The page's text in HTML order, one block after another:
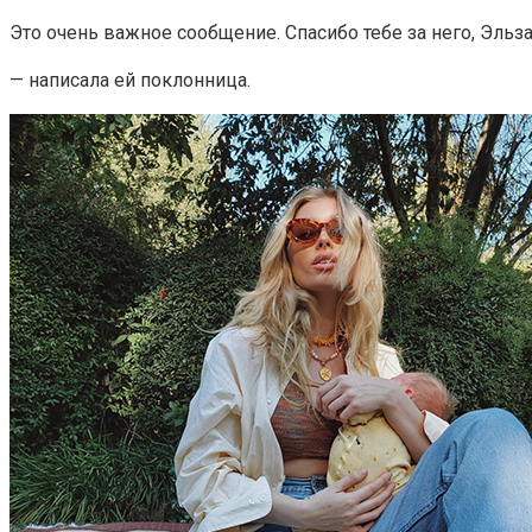
Это очень важное сообщение. Спасибо тебе за него,
— написала ей поклонница.